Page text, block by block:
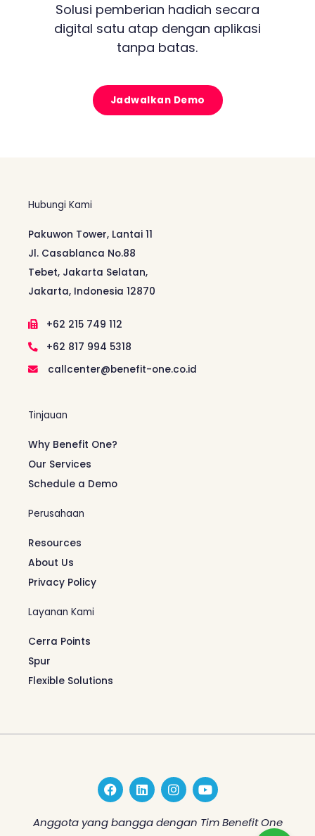
Solusi pemberian hadiah secara
digital satu atap dengan aplikasi
tanpa batas.
Jadwalkan Demo
Hubungi Kami
Pakuwon Tower, Lantai 11
Jl. Casablanca No.88
Tebet, Jakarta Selatan,
Jakarta, Indonesia 12870
+62 215 749 112
+62 817 994 5318
callcenter@benefit-one.co.id
Tinjauan
Why Benefit One?
Our Services
Schedule a Demo
Perusahaan
Resources
About Us
Privacy Policy
Layanan Kami
Cerra Points
Spur
Flexible Solutions
F
a
c
e
L
i
n
k
I
n
s
t
Y
o
u
t
Anggota yang bangga dengan Tim Benefit One